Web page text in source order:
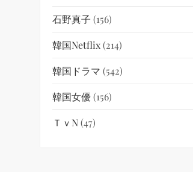
石野真子 (156)
韓国netflix(214)
韓国ドラマ (542)
韓国女優(156)
ＴｖN(47)